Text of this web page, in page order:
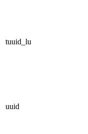
tuuid_lu
uuid